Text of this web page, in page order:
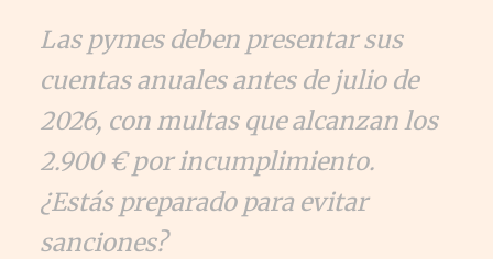
Las pymes deben presentar sus
cuentas anuales antes de julio de
2026, con multas que alcanzan los
2.900 € por incumplimiento.
¿Estás preparado para evitar
sanciones?